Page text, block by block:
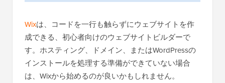
Wixは、コードを一行も触らずにウェブサイトを作
成できる、初心者向けのウェブサイトビルダーで
す。ホスティング、ドメイン、またはWordPressの
インストールを処理する準備ができていない場合
は、Wixから始めるのが良いかもしれません。